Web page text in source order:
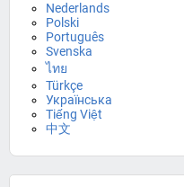
Nederlands
Polski
Português
Svenska
ไทย
Türkçe
Українська
Tiếng Việt
中文